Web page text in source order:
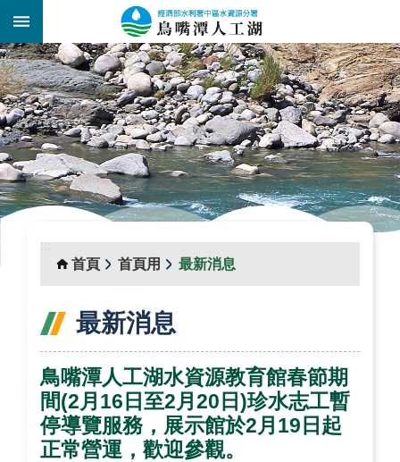
跳到主要內容區塊
::: _
:::
首頁
首頁用 最新消息
最新消息
鳥嘴潭人工湖水資源教育館春節期
間(2月16日至2月20日)珍水志工暫
停導覽服務，展示館於2月19日起
正常營運，歡迎參觀。